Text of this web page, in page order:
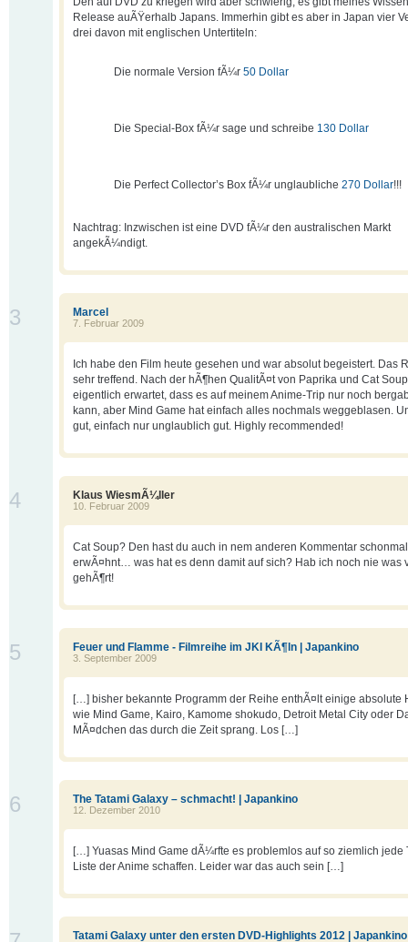
Release auÃŸerhalb Japans. Immerhin gibt es aber in Japan vier
drei davon mit englischen Untertiteln:
Die normale Version fÃ¼r 50 Dollar
Die Special-Box fÃ¼r sage und schreibe 130 Dollar
Die Perfect Collector’s Box fÃ¼r unglaubliche 270 Dollar!!!
Nachtrag: Inzwischen ist eine DVD fÃ¼r den australischen Markt
angekÃ¼ndigt.
Marcel
7. Februar 2009
3
Ich habe den Film heute gesehen und war absolut begeistert. Das
sehr treffend. Nach der hÃ¶hen QualitÃ¤t von Paprika und Cat
eigentlich erwartet, dass es auf meinem Anime-Trip nur noch
kann, aber Mind Game hat einfach alles nochmals weggeblasen.
gut, einfach nur unglaublich gut. Highly recommended!
Klaus WiesmÃ¼ller
10. Februar 2009
4
Cat Soup? Den hast du auch in nem anderen Kommentar schonmal
erwÃ¤hnt… was hat es denn damit auf sich? Hab ich noch nie was
gehÃ¶rt!
Feuer und Flamme - Filmreihe im JKI KÃ¶ln | Japankino
3. September 2009
5
[…] bisher bekannte Programm der Reihe enthÃ¤lt einige absolute
wie Mind Game, Kairo, Kamome shokudo, Detroit Metal City oder
MÃ¤dchen das durch die Zeit sprang. Los […]
The Tatami Galaxy – schmacht! | Japankino
12. Dezember 2010
6
[…] Yuasas Mind Game dÃ¼rfte es problemlos auf so ziemlich jede
Liste der Anime schaffen. Leider war das auch sein […]
Tatami Galaxy unter den ersten DVD-Highlights 2012 | Japankino